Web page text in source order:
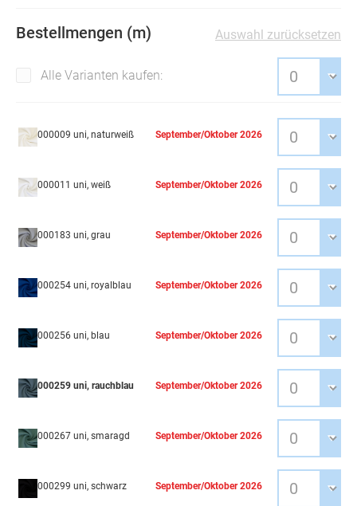
Bestellmengen (m) Auswahl zurücksetzen
Alle Varianten kaufen:
000009 uni, naturweiß September/Oktober 2026
000011 uni, weiß September/Oktober 2026
000183 uni, grau September/Oktober 2026
000254 uni, royalblau September/Oktober 2026
000256 uni, blau September/Oktober 2026
000259 uni, rauchblau September/Oktober 2026
000267 uni, smaragd September/Oktober 2026
000299 uni, schwarz September/Oktober 2026